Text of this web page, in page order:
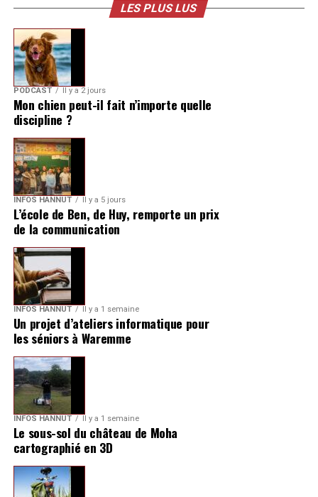
LES PLUS LUS
PODCAST Il y a 2 jours
Mon chien peut-il fait n’importe quelle
discipline ?
INFOS HANNUT Il y a 5 jours
L’école de Ben, de Huy, remporte un prix
de la communication
INFOS HANNUT Il y a 1 semaine
Un projet d’ateliers informatique pour
les séniors à Waremme
INFOS HANNUT Il y a 1 semaine
Le sous-sol du château de Moha
cartographié en 3D